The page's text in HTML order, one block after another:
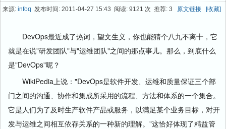
来源: infoq 发布时间: 2011-04-27 15:43 阅读: 9121 次 推荐: 3 原文链接 [收藏]
DevOps最近成了热词，望文生义，你也能猜个八九不离十，它
就是在说"研发团队"与"运维团队"之间的那点事儿。那么，到底什么
是"DevOps"呢？
WikiPedia上说："DevOps是软件开发、运维和质量保证三个部
门之间的沟通、协作和集成所采用的流程、方法和体系的一个集合。
它是人们为了及时生产软件产品或服务，以满足某个业务目标，对开
发与运维之间相互依存关系的一种新的理解。"这恰好体现了精益管